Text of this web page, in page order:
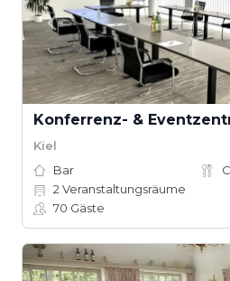
Konferrenz- &
Kiel
Bar
2 Veranstaltungsräume
70 Gäste